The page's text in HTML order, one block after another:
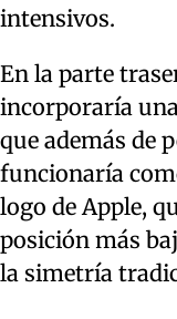
intensivos.
En la parte
incorporaría una
que además de
funcionaría
logo de Apple,
posición más
la simetría